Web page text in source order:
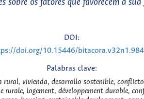
sobre os fatores que favorecem a sua
DOI:
doi.org/10.15446/
Palabras clave:
rural, vivienda, desarrollo sostenible,
rurale, logement, développement durable,